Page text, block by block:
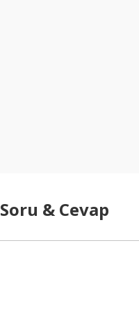
Soru & Cevap